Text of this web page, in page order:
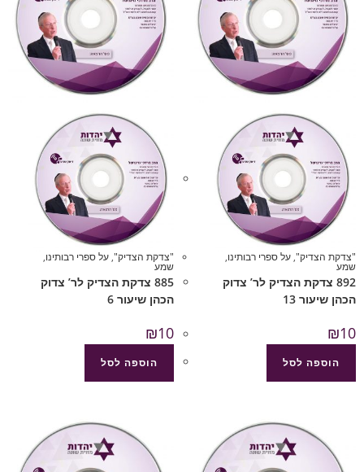
"צדקת הצדיק",על ספרי רבותינו,
שמע
892 צדקת הצדיק לר’ צדוק
הכהן שיעור 13
₪10
הוספה לסל
"צדקת הצדיק",על ספרי רבותינו,
שמע
885 צדקת הצדיק לר’ צדוק
הכהן שיעור 6
₪10
הוספה לסל